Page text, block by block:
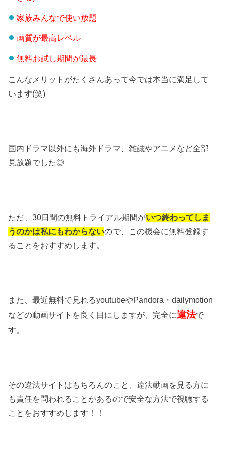
家族みんなで使い放題
画質が最高レベル
無料お試し期間が最長
こんなメリットがたくさんあって今では本当に満足して
います(笑)
国内ドラマ以外にも海外ドラマ、雑誌やアニメなど全部
見放題でした◎
ただ、30日間の無料トライアル期間がいつ終わってしま
うのかは私にもわからないので、この機会に無料登録す
ることをおすすめします。
また、最近無料で見れるyoutubeやPandora・dailymotion
などの動画サイトを良く目にしますが、完全に違法で
す。
その違法サイトはもちろんのこと、違法動画を見る方に
も責任を問われることがあるので安全な方法で視聴する
ことをおすすめします！！